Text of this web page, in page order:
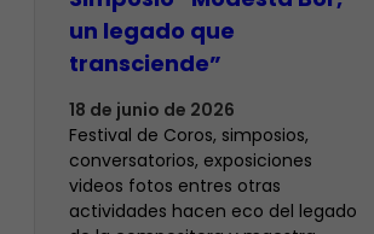
un legado que
transciende”
18 de junio de 2026
Festival de Coros, simposios,
conversatorios, exposiciones
videos fotos entres otras
actividades hacen eco del legado